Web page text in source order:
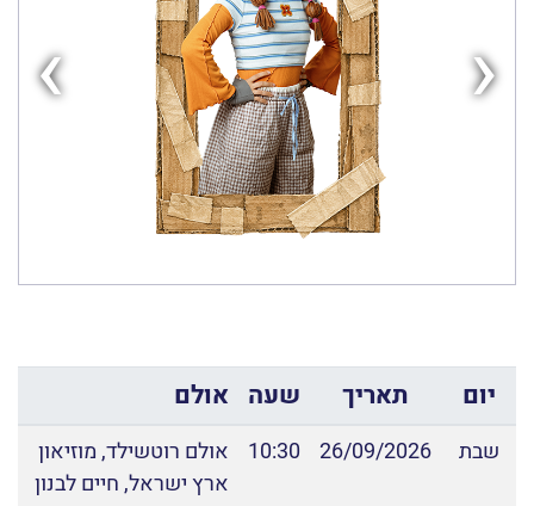
‹
›
יום תאריך שעה אולם
שבת 26/09/2026
10:30
אולם רוטשילד, מוזיאון
ארץ ישראל, חיים לבנון